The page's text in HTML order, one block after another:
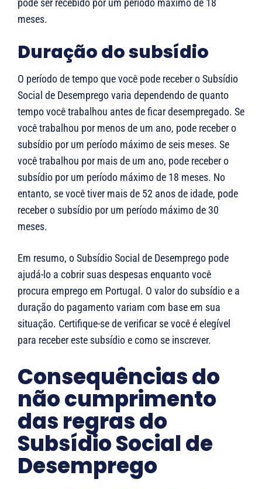
pode ser recebido por um período máximo de 18
meses.
Duração do subsídio
O período de tempo que você pode receber o Subsídio
Social de Desemprego varia dependendo de quanto
tempo você trabalhou antes de ficar desempregado. Se
você trabalhou por menos de um ano, pode receber o
subsídio por um período máximo de seis meses. Se
você trabalhou por mais de um ano, pode receber o
subsídio por um período máximo de 18 meses. No
entanto, se você tiver mais de 52 anos de idade, pode
receber o subsídio por um período máximo de 30
meses.
Em resumo, o Subsídio Social de Desemprego pode
ajudá-lo a cobrir suas despesas enquanto você
procura emprego em Portugal. O valor do subsídio e a
duração do pagamento variam com base em sua
situação. Certifique-se de verificar se você é elegível
para receber este subsídio e como se inscrever.
Consequências do
não cumprimento
das regras do
Subsídio Social de
Desemprego